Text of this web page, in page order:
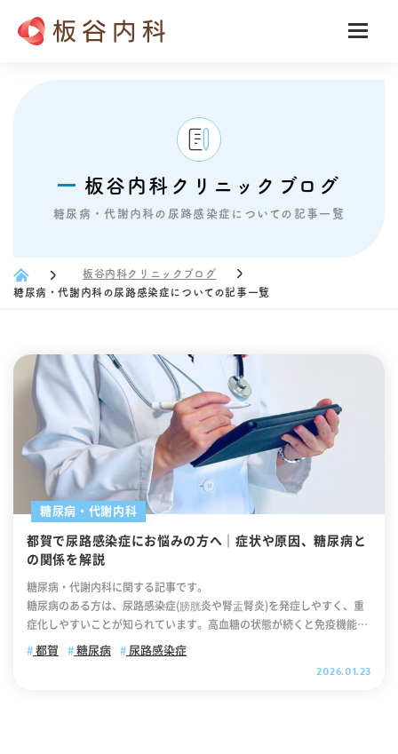
板谷内科クリニックブログ
糖尿病・代謝内科の尿路感染症についての記事一覧
板谷内科クリニックブログ
糖尿病・代謝内科の尿路感染症についての記事一覧
糖尿病・代謝内科
都賀で尿路感染症にお悩みの方へ｜症状や原因、糖尿病と
の関係を解説
糖尿病・代謝内科に関する記事です。
糖尿病のある方は、尿路感染症(膀胱炎や腎盂腎炎)を発症しやすく、重症化しやすいことが知られています。高血糖の状態が続くと免疫機能が低下し、細菌が増殖しやすい環境になるためです。また、症状が軽い場合でも放置すると治癒が遅れたり、重い感染症や合併症につながったりする恐れがあります。そのため、尿路感染症は軽視せず、適切な対応が必要です。 排尿時の痛み、頻尿、発熱、腰や背中の痛みなどの症状に心当たりがある場合には、早めに医療機関での診察を受けてください。この記事では、糖尿病と尿路感染症の関係、症状の特徴、受診や治療の適切なタイミングについて分かりやすく解説します。 .cv_box { text-align: center; } .cv_box a{ text-decoration: none !important; color: #fff !important; width: 100%; max-width: 400px; padding: 10px 30px; border-radius: 35px; border: 2px solid #fff; background-color: #ffb800; box-shadow: 0 0 10pxrgb(0 0 0 / 10%); position: relative; text-align: center; font-size: 18px; letter-spacing: 0.05em; line-height: 1.3; margin: 0 auto 40px; text-decoration: none; } .cv_box a:after { content: ""; position: absolute; top: 52%; -webkit-transform: translateY(-50%); transform: translateY(-50%); right: 10px; background-image: url("https://itaya-naika.co.jp/static/user/images/common/icon_link_w.svg"); width: 15px; height: 15px; background-size: contain; display: inline-block; } 当日の順番予約はこちらから 【目次】 尿路感染症の主な病気と症状 糖尿病があると尿路感染症になりやすい理由 尿路感染症と糖尿病を放置するリスク 尿路感染症の検査と治療方法 日常生活でできる予防と注意点 まとめ｜尿路感染症が気になる方へ 尿路感染症の主な病気と症状 尿路感染症は、尿の通り道である尿路に細菌などが侵入して炎症を引き起こす病気の総称です。感染する部位によって症状や重症度が大きく異なります。膀胱、尿道、腎臓など、どこに感染が起きているかを正確に把握することが、適切な治療につながります。ここでは、代表的な尿路感染症の種類と、それぞれに特徴的な症状について詳しく解説します。 膀胱炎：下腹部痛、排尿時の痛み・違和感、頻尿、血尿 膀胱炎は尿路感染症の中で最も頻度の高い疾患です。特に女性に多くみられ、尿道が短いことから細菌が膀胱まで到達しやすい点が主な原因とされています。主な症状には、排尿時にしみるような痛みや灼熱感があり、下腹部に鈍い痛みや不快感を伴うことがあります。また、尿意を頻繁に感じるものの、実際には少量しか排尿できない頻尿も特徴的な症状です。さらに、尿が白濁したり、血尿がみられたりすることがあり、場合によっては尿に特有の臭いを感じることもあります。一般的に発熱は伴わないか、あっても微熱程度にとどまります。なお、膀胱炎は適切な抗菌薬治療により数日で改善するケースが多いものの、治療が遅れると感染が腎臓へ広がる可能性があるため、早期に診断を受けて治療を開始することが重要です。 尿道炎：排尿痛・不快感が強く、男女問わず起こる 尿道炎は尿道に炎症が生じる病態で、男女ともに発症します。排尿の開始時に特に強い痛みや灼熱感を感じるのが特徴です。男性では尿道分泌物が見られることも多く、下着に膿のような分泌物が付着することもあります。また、性感染症の原因菌による尿道炎も多く、淋菌やクラミジアなどが代表的です。これらの場合、パートナーへの感染リスクもあるため注意が必要です。 急性腎盂腎炎：発熱・背部痛・倦怠感・悪寒などを伴い重症化しやすい 急性腎盂腎炎は、細菌が膀胱から尿管を逆行して腎臓に到達し、腎盂や腎実質に感染を起こした状態を指します。膀胱炎とは異なり、全身症状がはっきり現れる点が特徴です。38度以上の高熱が急激に出現し、悪寒戦慄を伴うことも少なくありません。また、背中から腰にかけての痛みがみられ、片側に強く現れることが多いとされています(叩打痛と呼ばれる所見があり、背部を軽く叩くと強い痛みを感じます)。さらに、全身の倦怠感や吐き気、嘔吐などの消化器症状を伴うこともあります。腎盂腎炎は適切な治療を行わないと敗血症へ進行するリスクがあり、入院治療が必要となる場合も多い重篤な感染症です。特に高齢者や免疫力が低下している方では重症化しやすいため、早期に医療機関を受診することが重要です。 糖尿病が背景にある場合は症状が普通より重く出る・長引く傾向にあるため注意 糖尿病を患っている方は、尿路感染症にかかりやすく、かつ重症化しやすい傾向があります。高血糖状態では免疫機能が低下し、細菌に対する防御力が弱まるためです。また、糖尿病性神経障害により膀胱の知覚が鈍くなり、残尿が増えることで細菌が繁殖しやすい環境になります。糖尿病患者の尿路感染症では、通常より症状が強く現れることが多く、発熱が高くなったり、腎盂腎炎への進展が早かったりします。さらに、治療期間も長くなる傾向があり、再発率も高いことが知られています。場合によっては、腎周囲膿瘍や気腫性腎盂腎炎といった重篤な合併症を起こすリスクもあるため、糖尿病の方は排尿時の違和感など軽微な症状でも早めに医療機関を受診することが重要です。 糖尿病があると尿路感染症になりやすい理由 糖尿病を持つ方は、そうでない方と比べて尿路感染症を発症しやすく、また重症化しやすいことが知られています。これは単に偶然ではなく、糖尿病による体内環境の変化が複数の要因となって感染リスクを高めているためです。ここでは、糖尿病が尿路感染症のリスクを上昇させる具体的なメカニズムについて解説します。 高血糖状態は体の免疫機能を低下させ、細菌感染を起こしやすくする 高血糖状態が続くと、体の免疫システムに様々な悪影響が及びます。特に白血球の一種である好中球の機能が低下し、細菌を捕らえて排除する能力が弱まります。通常、私たちの体は侵入してきた細菌を免疫細胞が素早く認識し、攻撃することで感染を防いでいますが、高血糖環境下ではこの反応が鈍くなってしまうのです。また、血糖値が高いと細胞内のエネルギー代謝にも異常が生じ、免疫細胞が十分に活動できなくなります。さらに、糖尿病では微小血管障害が進行することで組織への血流が悪化し、感染部位に免疫細胞や抗菌薬が届きにくくなることも問題です。このように、高血糖状態そのものが全身の感染防御能力を低下させるため、尿路に細菌が侵入した際に排除しきれず、感染が成立しやすくなります。 糖尿病では尿糖が出ることがあるため尿路に細菌が増殖しやすい環境になりやすい 血糖値が一定以上高くなると、腎臓での糖の再吸収能力を超えて尿中に糖が漏れ出します。この尿糖は細菌にとって格好の栄養源となり、尿路内で細菌が急速に増殖する環境を作り出してしまいます。通常の尿は細菌の増殖には適さない環境ですが、糖が豊富に含まれることで細菌の培養液のような状態になってしまうのです。特に大腸菌をはじめとする尿路感染症の原因菌は、糖を利用して効率的にエネルギーを得て増殖します。 冷えや排尿の習慣(頻尿・残尿感)など糖尿病の周辺症状が尿路感染リスクを高める 糖尿病の合併症として神経障害が進行すると、膀胱の神経機能にも影響が及びます。膀胱の収縮力が低下する神経因性膀胱では、排尿後も尿が膀胱内に残りやすくなり、この残尿が細菌の温床となります。本来、定期的な排尿によって尿路内の細菌は洗い流されますが、残尿があると細菌が長時間留まり増殖する機会を与えてしまうのです。また、糖尿病による自律神経障害は血流調節機能も低下させ、手足の冷えや末梢循環不全を引き起こします。特に骨盤内の血流が悪くなると、膀胱や尿道の粘膜のバリア機能が弱まり、細菌が侵入しやすくなります。さらに、頻尿の症状があると水分摂取を控えがちになり、尿量が減少することで尿路の自浄作用が低下するという悪循環も生まれます。 尿路感染症と糖尿病を放置するリスク 尿路感染症と糖尿病は、いずれも適切な治療を受けずに放置すると深刻な健康被害をもたらす疾患です。特に両者が合併している場合、相互に悪影響を及ぼし合い、予想以上に重篤な状態へと進行するリスクが高まります。軽い症状だからと油断せず、早期に適切な対応をとることが、将来の健康を守るために極めて重要です。ここでは、これらの疾患を放置した際に起こりうる具体的なリスクについて詳しく解説します。 尿路感染症が悪化すると腎機能障害や膿瘍形成など重篤化する可能性 尿路感染症を適切に治療せず放置すると、感染が上部尿路へと広がり、急性腎盂腎炎を引き起こします。さらに炎症が進行すると、腎臓内に膿が溜まる腎膿瘍や、腎臓周囲に膿が広がる腎周囲膿瘍といった重篤な合併症を生じることがあります。これらは激しい痛みや高熱を伴い、ドレナージ手術や長期の入院治療が必要になる深刻な状態です。また、繰り返す腎盂腎炎は腎実質にダメージを蓄積させ、慢性腎臓病へと進行するリスクがあります。 腎機能が低下すると、体内の老廃物を排泄できなくなり、最終的には透析療法が必要になる可能性もあります。さらに重症例では、細菌が血液中に入り込んで敗血症を起こし、多臓器不全に至ることもある命に関わる状態となります。特に高齢者や糖尿病患者ではこうした重症化のリスクが通常より高いため、初期段階での適切な対応が生命予後を左右します。 糖尿病があると血流や免疫の低下で回復が遅れる 糖尿病を有する方が尿路感染症を発症した場合、健常者と比べて治癒までに時間を要する傾向があります。これは、高血糖状態による免疫機能の低下に加え、糖尿病性血管障害によって感染部位への血流が不十分になることが主な要因です。血流が低下すると、抗菌薬が感染部位に十分に届きにくくなるほか、組織の修復に必要な酸素や栄養の供給も滞ります。さらに、糖尿病では創傷治癒能力そのものが低下しているため、炎症によって傷ついた尿路粘膜の回復も遅れやすくなります。 その結果、通常であれば数日間の抗菌薬治療で改善する膀胱炎であっても、糖尿病のある方では1週間以上の治療を要することも少なくありません。また、一度症状が改善したように見えても、細菌が完全に排除されておらず、治療終了後に再燃するケースも見られます。血糖コントロールが不十分な場合ほど、こうした回復の遅れは顕著となり、治療期間の延長や入院が必要となる可能性も高まります。 再発尿路感染症は生活の質(QOL)を下げ、他の合併症リスクとも関連する 尿路感染症が頻繁に再発すると、日常生活に大きな支障をきたします。排尿時の痛みや頻尿、下腹部の不快感といった症状は、仕事や外出、睡眠の質を著しく低下させます。特に女性では性生活に影響を及ぼすこともあり、心理的なストレスが増大します。さらに、感染を繰り返すことで抗菌薬の使用回数が増え、薬剤耐性菌が出現するリスクが高まるため、将来的に治療が難しくなる可能性も否定できません。 また、糖尿病を有する方における再発性尿路感染症は、血糖コントロールをさらに悪化させる要因となります。感染に伴う炎症や身体的ストレスは血糖値を上昇させやすく、体調不良によって食事管理や運動習慣が乱れやすくなるためです。このような悪循環が続くと、糖尿病の合併症である神経障害、網膜症、腎症などの進行を早める恐れがあります。加えて、慢性的な感染状態は全身の炎症レベルを高め、動脈硬化の進行にも関与すると考えられています。 尿路感染症と糖尿病を放置することは、単にその時の症状を我慢するだけの問題ではありません。感染の重症化による腎機能障害や敗血症、糖尿病による治癒遅延、そして再発による生活の質の低下と他の合併症リスクの増大など、将来の健康に深刻な影響を及ぼします。特に両者が合併している場合は相乗的にリスクが高まるため、より慎重な対応が求められます。早期発見と適切な治療、そして血糖コントロールの維持が、これらのリスクを回避する最も確実な方法です。少しでも異変を感じたら、決して自己判断せず、速やかに医療機関を受診してください。 尿路感染症の検査と治療方法 尿路感染症が疑われる場合、適切な診断と治療を行うために様々な検査が実施されます。ここでは、尿路感染症の診断に用いられる主な検査方法と、効果的な治療アプローチについて詳しく解説します。 尿検査：尿中の白血球・細菌の有無をチェック 尿検査は尿路感染症の診断において、最も基本的かつ重要な検査です。まず尿定性検査により、尿中の白血球、細菌、亜硝酸塩、血液などの有無を迅速に確認します。尿路に感染がある場合、白血球の増加や細菌の検出といった感染を示唆する所見が認められます。また、亜硝酸塩陽性は、尿中で細菌が増殖している可能性を示す間接的な指標となります。さらに詳細な評価として、尿沈渣検査を行い、顕微鏡下で白血球、細菌、赤血球などの数を直接確認します。確定診断および適切な抗菌薬の選択には、尿培養検査が不可欠です。尿を培地で培養することで原因菌を特定し、あわせて薬剤感受性試験を行い、どの抗菌薬が有効かを調べます。培養結果が判明するまでには数日を要しますが、この結果に基づいて最適な治療方針を立てることができます。なお、糖尿病を有する方では、尿糖の有無も併せて確認し、血糖コントロール状態を把握するための参考とします。 血液検査：炎症反応・腎機能・血糖値などを評価 血液検査では、全身の炎症状態や臓器機能を総合的に評価します。白血球数やCRP(C反応性蛋白)は炎症の程度を示す重要な指標で、特に急性腎盂腎炎などの上部尿路感染症では顕著に上昇することが多く見られます。これらの値が高い場合、感染が重症化している可能性があり、より慎重かつ積極的な治療が必要と判断されます。また、腎機能を評価する目的で血清クレアチニン値や尿素窒素を測定し、腎臓への影響の有無や、抗菌薬の用量調整が必要かどうかを確認します。糖尿病を有する方では、血糖値およびHbA1c(過去1〜2か月の平均的な血糖状態を反映)を測定し、血糖コントロールの状況を把握します。感染症の影響により血糖値が普段より上昇することも多く、治療期間中は継続的な血糖値のモニタリングが重要となります。さらに、敗血症が疑われる場合には血液培養検査を行い、血液中に細菌が侵入していないかを確認します。これらの検査結果を総合的に評価することで、治療の緊急性や入院の必要性を判断します。 抗生物質による治療が基本だが、糖尿病の管理とセットで行うことが重要 尿路感染症の治療は、抗菌薬の投与が基本となります。単純性膀胱炎では経口抗菌薬を3〜7日程度使用することが一般的ですが、糖尿病のある方や高齢者では、感染が長引きやすいため7日以上の投与が必要となる場合もあります。急性腎盂腎炎では、初期には静脈内投与による抗菌薬治療を行い、全身状態や症状の改善が確認できた段階で経口薬へ切り替えます。抗菌薬の選択は尿培養検査の結果に基づいて行われますが、結果が判明するまでは、想定される原因菌を広くカバーする抗菌薬を使用します。一方で、糖尿病を有する方では抗菌薬治療のみでは十分な効果が得られないことがあります。高血糖状態が続くと免疫機能が低下し、感染の治癒が遅れるため、血糖コントロールを同時に整えることが重要です。インスリンや血糖降下薬の調整、適切な食事管理によって血糖値を安定させることで、感染症の改善が促されます。さらに、十分な水分摂取により尿量を増やすことで、尿路内の細菌を洗い流す効果が期待できるため、治療期間中は水分補給も意識することが大切です。 尿路感染症は再発しやすいため、原因因子(高血糖・排尿習慣)への対応も必要 尿路感染症は、特に糖尿病を合併している場合に再発率が高いことが知られています。そのため、急性期の治療だけでなく、再発予防を目的とした包括的な対応が重要となります。最も基本となるのは血糖コントロールの改善です。HbA1cを7％未満に維持することで、免疫機能の回復や尿糖の減少が期待でき、感染リスクの低下につながります。また、排尿習慣の見直しも重要で、尿意を我慢せずこまめに排尿すること、特に性交渉後は速やかに排尿することが有効とされています。さらに、女性では排便後の拭き方を前から後ろへ統一し、外陰部を清潔に保つことが再発予防に役立ちます。十分な水分摂取によって尿量を増やし、尿路の自浄作用を高めることも効果的です。加えて、糖尿病性神経障害による残尿が疑われる場合には、泌尿器科での専門的な評価や治療が必要となることがあります。尿路感染症を頻回に繰り返す場合には、状況に応じて予防目的の低用量抗菌薬を一定期間使用することが検討される場合もあります。 日常生活でできる予防と注意点 尿路感染症は一度かかると再発しやすく、特に糖尿病を持つ方ではその傾向が顕著です。しかし、日常生活での適切な対策により、発症リスクを大幅に減らすことが可能です。ここでは、具体的な予防方法と日常で気をつけるべきポイントについて詳しく解説します。 血糖値のコントロール(HbA1cを適正に保つ) 尿路感染症の予防において最も重要なのは、血糖値を適正範囲にコントロールすることです。HbA1cは過去1〜2か月間の平均的な血糖状態を反映する指標で、一般的には7％未満を目標とします。高血糖状態が続くと免疫機能が低下し、さらに尿中に糖が排出されることで細菌が繁殖しやすい環境が形成されます。日々の血糖管理では、規則正しい食事時間の維持、糖質の適切な摂取量の把握、食物繊維を多く含む食品の積極的な選択が基本となります。また、処方された糖尿病治療薬を医師の指示通りに服用し、自己判断で中断しないことも重要です。血糖値の自己測定を習慣化することで、日々の変動パターンを把握しやすくなり、食事や運動内容の調整にも役立ちます。さらに、定期的に医療機関で検査を受け、HbA1cの推移を確認しながら必要に応じて治療内容を見直すことにより、長期的に安定した血糖コントロールを維持できます。適切な血糖管理は尿路感染症の予防だけでなく、糖尿病に伴う他の合併症を防ぐうえでも、極めて重要な対策です。 こまめな排尿と水分補給 膀胱内に尿を長時間ためておくと、細菌が増殖しやすくなるため、尿意を感じたら我慢せずに早めに排尿することが大切です。特に仕事中や外出時であっても、3〜4時間おきを目安に排尿する習慣を意識すると、尿路感染症の予防につながります。排尿には、尿路内の細菌を物理的に洗い流す自浄作用があり、感染予防の基本となります。また、十分な水分を摂取して尿量を確保することで、この洗浄効果はさらに高まります。1日あたり1.5〜2リットル程度の水分摂取を目安としますが、心臓や腎臓に持病のある方は、主治医に相談したうえで適切な量を決めることが重要です。水分は一度に大量に摂るのではなく、こまめに少量ずつ摂取することが望まれます。特に起床時、食事の際、就寝前など、飲むタイミングを決めて習慣化すると続けやすくなります。なお、カフェインやアルコールは利尿作用がある一方で脱水を招くこともあるため、日常的な水分補給は水や麦茶などを中心に行うことが適しています。 トイレ後の清潔保持・冷え対策 陰部を清潔に保つことは、尿路への細菌侵入を防ぐうえで非常に重要です。特に女性は尿道が短く肛門に近いため、排便後は必ず前から後ろに向かって拭き、肛門周囲の細菌が尿道口に付着しないよう注意が必要です。また、毎日の入浴やシャワーで陰部を優しく洗うことも大切ですが、洗いすぎや刺激の強い石鹸の使用は粘膜のバリア機能を低下させる可能性があります(ぬるま湯で軽く洗浄する程度で十分とされています)。さらに、性交渉後に速やかに排尿することで、性行為によって尿道内に入り込んだ可能性のある細菌を洗い流す効果が期待できます。加えて、冷え対策も尿路感染症の予防には欠かせません。体が冷えると骨盤内の血流が低下し、膀胱や尿道の粘膜機能が弱まり、細菌感染に対する抵抗力が低下します。下半身を冷やさないよう腹巻きや厚手の靴下を活用し、冷たい床に直接座らない工夫も有効です。なお、冬場だけでなく、夏場のエアコンによる冷えにも注意が必要です。 身体全体の免疫力を高める(適度な運動・睡眠・栄養) 尿路感染症に対する抵抗力は、全身の免疫機能の状態に大きく左右されます。適度な運動は血流を改善し、免疫細胞の働きを活性化させます。糖尿病を有する方にとって運動は血糖コントロールにも有効で、週に150分程度の中等度の有酸素運動（早歩き、水泳、サイクリングなど）が推奨されています。ただし、急激な運動は体への負担となり、かえって逆効果となる場合もあるため、自身の体力に合わせて無理なく継続できる運動を選ぶことが大切です。また、質の良い睡眠も免疫機能の維持に欠かせません。睡眠不足は免疫細胞の働きを低下させ、感染症にかかりやすくなります。毎日7〜8時間程度の睡眠時間を確保し、就寝前のスマートフォン使用を控えるなど、良好な睡眠環境を整えることが重要です。さらに、禁煙も重要な要素です。糖尿病を有する方が喫煙を続けると、治療効果が得られにくくなるだけでなく、脳梗塞や心筋梗塞などの合併症リスクが高まることが知られています。なお、栄養面では、たんぱく質、ビタミン、ミネラルをバランスよく摂取することが免疫機能の維持につながります。特にビタミンCやビタミンDは免疫機能を支える栄養素として注目されています。野菜、果物、魚、大豆製品などを取り入れた食事を意識することで、全身の抵抗力を保ちやすくなります。 同時に他の生活習慣病(高血圧・脂質異常)にも配慮する 糖尿病患者の多くは、高血圧や脂質異常症といった他の生活習慣病も併せ持っていることが少なくありません。これらの疾患は相互に関連しており、血管障害を進行させることで全身の血流を悪化させ、結果として免疫機能や組織の修復能力を低下させます。特に腎臓への血流が低下すると、尿路感染症の発症リスクが高まるだけでなく、感染時に腎障害が進行しやすくなります。高血圧の管理においては減塩が重要で、一日の塩分摂取量を6グラム未満に抑えることが推奨されています。脂質異常症に対しては、飽和脂肪酸やトランス脂肪酸の摂取を控え、魚に含まれるオメガ3脂肪酸や食物繊維を多く含む食品を意識的に取り入れることが望まれます。これらの生活習慣病では薬物療法が必要となる場合もありますが、食事療法と運動療法が治療の基本となります。定期的に血圧測定や血液検査を受け、それぞれの疾患が適切にコントロールされているかを確認することが重要です。こうした総合的な健康管理が、尿路感染症の予防にもつながります。 まとめ｜尿路感染症が気になる方へ
都賀 糖尿病 尿路感染症
2026.01.23